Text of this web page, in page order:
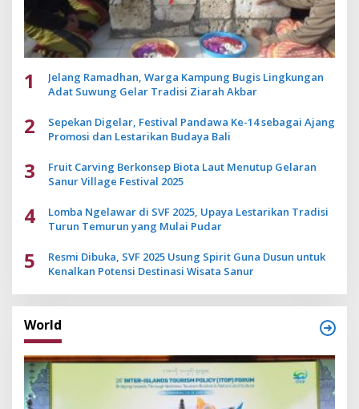
1
Jelang Ramadhan, Warga Kampung Bugis Lingkungan
Adat Suwung Gelar Tradisi Ziarah Akbar
2
Sepekan Digelar, Festival Pandawa Ke-14 sebagai Ajang
Promosi dan Lestarikan Budaya Bali
3
Fruit Carving Berkonsep Biota Laut Menutup Gelaran
Sanur Village Festival 2025
4
Lomba Ngelawar di SVF 2025, Upaya Lestarikan Tradisi
Turun Temurun yang Mulai Pudar
5
Resmi Dibuka, SVF 2025 Usung Spirit Guna Dusun untuk
Kenalkan Potensi Destinasi Wisata Sanur
World